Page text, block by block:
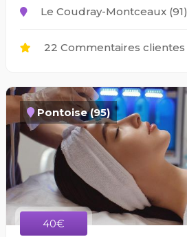
Le Coudray-Montceaux (91)
22 Commentaires clientes
Pontoise (95)
40€